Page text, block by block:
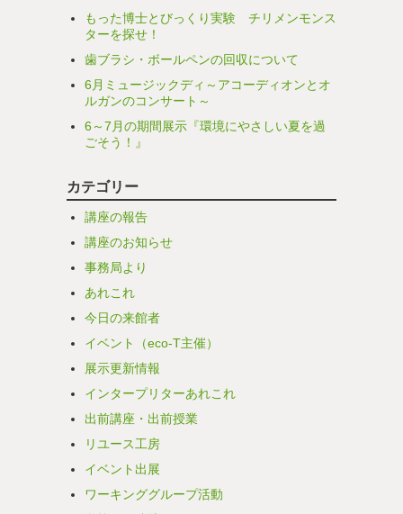
もった博士とびっくり実験 チリメンモンス
ターを探せ！
歯ブラシ・ボールペンの回収について
6月ミュージックディ～アコーディオンとオ
ルガンのコンサート～
6～7月の期間展示『環境にやさしい夏を過
ごそう！』
カテゴリー
講座の報告
講座のお知らせ
事務局より
あれこれ
今日の来館者
イベント（eco-T主催）
展示更新情報
インタープリターあれこれ
出前講座・出前授業
リユース工房
イベント出展
ワーキンググループ活動